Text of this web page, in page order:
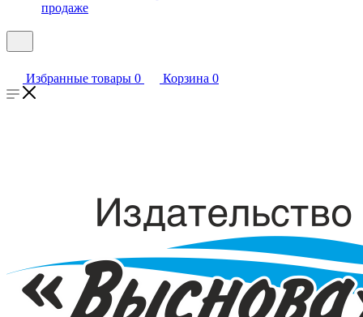
продаже
Избранные товары 0 Корзина 0